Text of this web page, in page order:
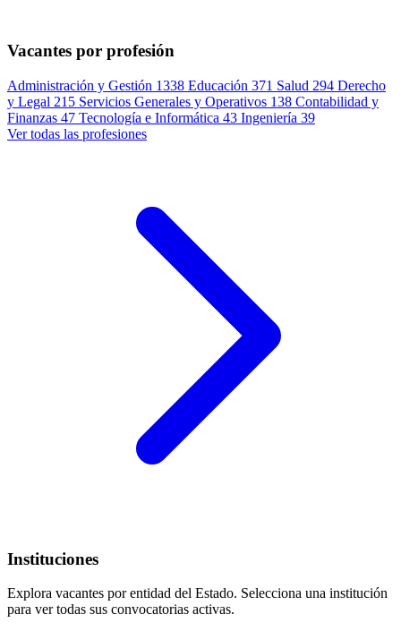
Vacantes por profesión
Administración y Gestión 1338 Educación 371 Salud 294 Derecho
y Legal 215 Servicios Generales y Operativos 138 Contabilidad y
Finanzas 47 Tecnología e Informática 43 Ingeniería 39
Ver todas las profesiones
Instituciones
Explora vacantes por entidad del Estado. Selecciona una institución
para ver todas sus convocatorias activas.